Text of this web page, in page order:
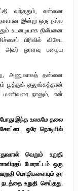
வந்ததும், என்னை
இன்று ஒரு நல்ல
உடனடியாக திலீபனை
பிரிவில் விசேட
அவர் ஓரளவு பழைய
அணுவாகத் தன்னை
பூத்துக் குலுங்கத்தான்
மணிவரை நானும், என்
இந்த உலகமே தலை
ஒரே நொடியில்
வெறும் உறுதி
போராட்டம் ஒரு
மொழிகளையும் தர
உறுதி செய்தது.